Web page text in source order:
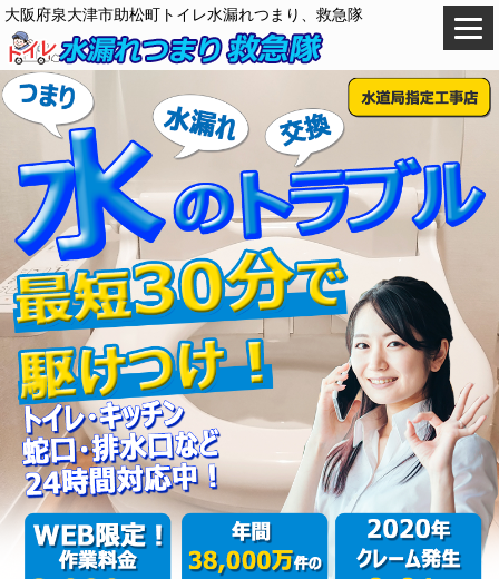
大阪府泉大津市助松町トイレ水漏れつまり、救急隊